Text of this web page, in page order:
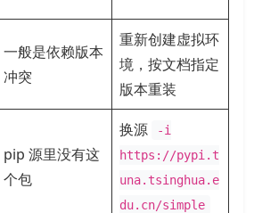
一般是依赖版本
冲突
重新创建虚拟环
境，按文档指定
版本重装
pip 源里没有这
个包
换源
-i
https://pypi.t
una.tsinghua.e
du.cn/simple